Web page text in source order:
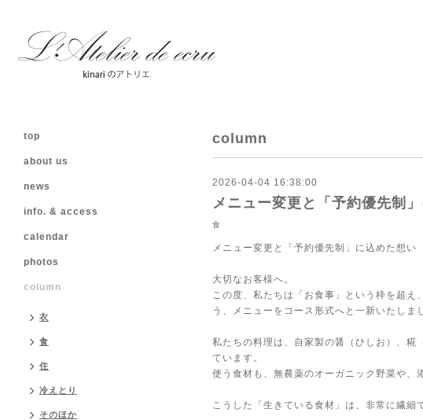
column
2026-04-04 16:38:00
メニュー変更と「予約優先制
食
メニュー変更と「予約優先制」に込めた想い
大切なお客様へ。
この度、私たちは「お食事」という枠を超え
う、メニューをコース形式へと一新いたしま
私たちの料理は、自家製の醤（ひしお）、糀
ています。
使う食材も、無農薬のオーガニック野菜や、
こうした「生きている食材」は、非常に繊細
top
about us
news
info. & access
calendar
photos
column
衣
食
住
冷えとり
そのほか